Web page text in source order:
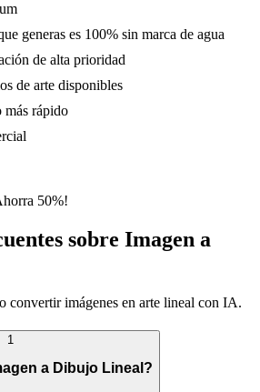
generas es 100% sin marca de agua
de alta prioridad
de arte disponibles
más rápido
50%!
sobre Imagen a
convertir imágenes en arte lineal con IA.
1
a Dibujo Lineal?